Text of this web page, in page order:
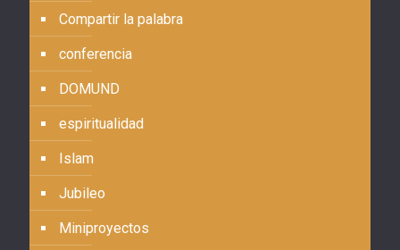
Compartir la palabra
conferencia
DOMUND
espiritualidad
Islam
Jubileo
Miniproyectos